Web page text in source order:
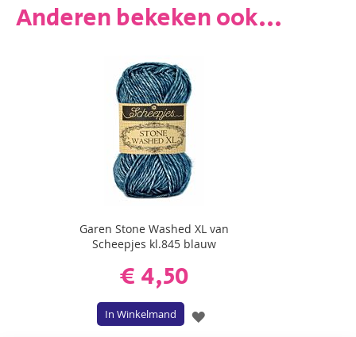
Anderen bekeken ook...
Garen Stone Washed XL van
Scheepjes kl.845 blauw
€ 4,50
In Winkelmand
VOEG